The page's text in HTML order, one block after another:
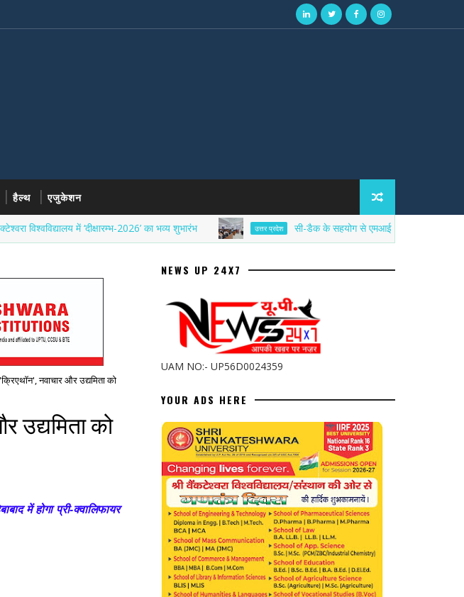
हैल्थ एजुकेशन
में ‘दीक्षारम्भ-2026’ का भव्य शुभारंभ उत्तर प्रदेश सी-डैक के सहयोग से एमआईईटी में साइबर सिक्योरिटी
नवाचार और उद्यमिता को
उद्यमिता को
में होगा प्री-क्वालिफायर
NEWS UP 24X7
UAM NO:- UP56D0024359
YOUR ADS HERE